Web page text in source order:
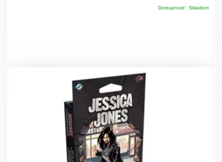
Dostupnosť: Skladom